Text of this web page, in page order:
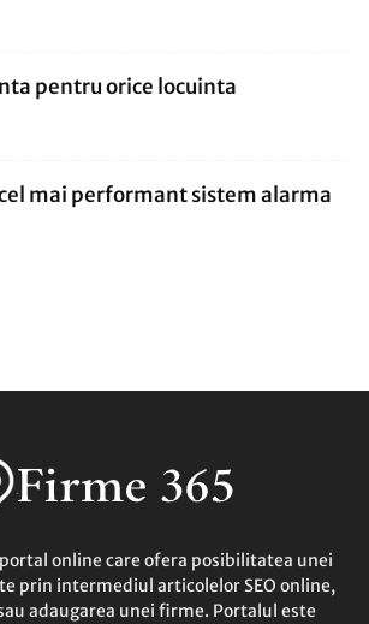
pentru orice locuinta
mai performant sistem alarma
online care ofera posibilitatea unei
prin intermediul articolelor SEO online,
adaugarea unei firme. Portalul este